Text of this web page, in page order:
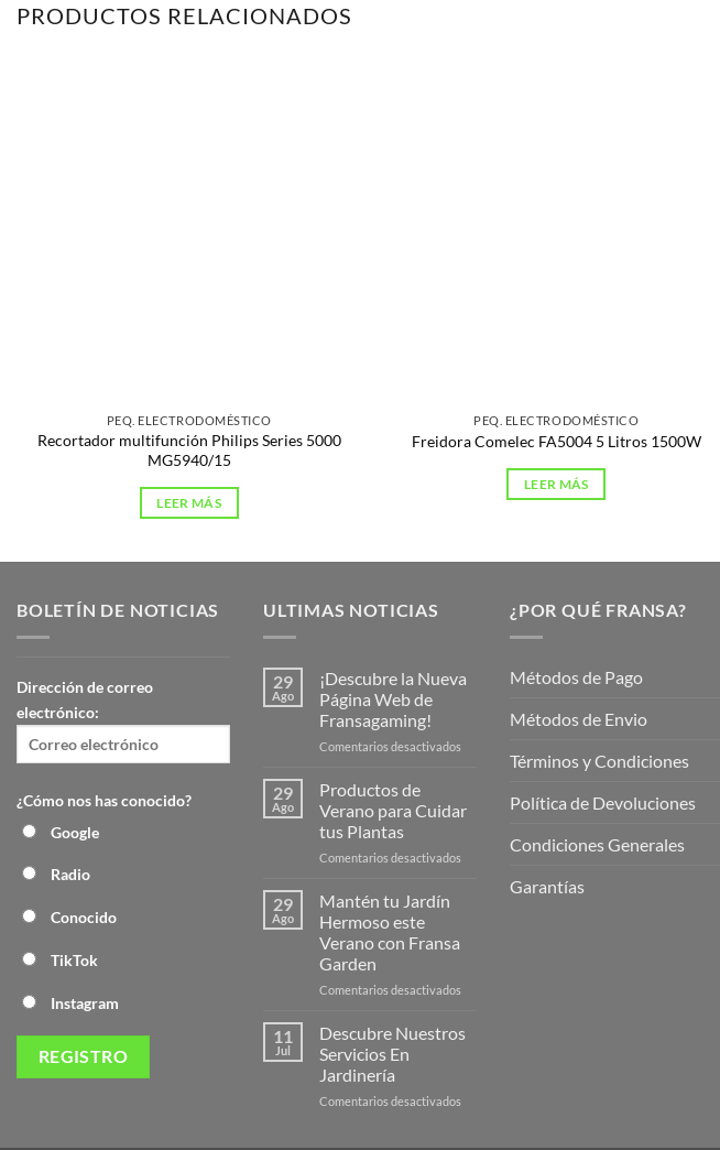
PRODUCTOS RELACIONADOS
PEQ. ELECTRODOMÉSTICO
Recortador multifunción Philips Series 5000
MG5940/15
LEER MÁS
PEQ. ELECTRODOMÉSTICO
Freidora Comelec FA5004 5 Litros 1500W
LEER MÁS
BOLETÍN DE NOTICIAS
Dirección de correo
electrónico:
¿Cómo nos has conocido?
Google
Radio
Conocido
TikTok
Instagram
ULTIMAS NOTICIAS
29
Ago
¡Descubre la Nueva
Página Web de
Fransagaming!
Comentarios desactivados
Página
29
Ago
Productos de
Verano para Cuidar
tus Plantas
Comentarios desactivados
29
Ago
Mantén tu Jardín
Hermoso este
Verano con Fransa
Garden
Comentarios desactivados
Jardín
11
Jul
Descubre Nuestros
Servicios En
Jardinería
Comentarios desactivados
¿POR QUÉ FRANSA?
Métodos de Pago
Métodos de Envio
Términos y Condiciones
Política de Devoluciones
Condiciones Generales
Garantías